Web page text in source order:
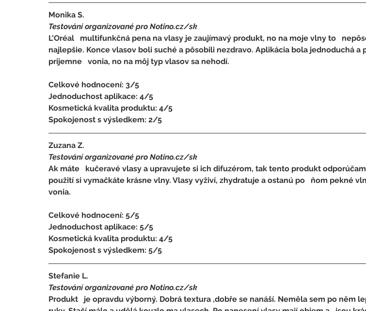
Monika S.
Testování organizované pro Notino.cz/sk
L'Oréal   multifunkčná pena na vlasy je zaujímavý produkt, no na moje vlny to
najlepšie. Konce vlasov boli suché a pôsobili nezdravo. Aplikácia bola jednoduchá a
prijemne   vonia, no na môj typ vlasov sa nehodí.
Celkové hodnocení: 3/5
Jednoduchost aplikace: 4/5
Kosmetická kvalita produktu: 4/5
Spokojenost s výsledkem: 2/5
Zuzana Z.
Testování organizované pro Notino.cz/sk
Ak máte   kučeravé vlasy a upravujete si ich difuzérom, tak tento produkt
použití si vymačkáte krásne vlny. Vlasy vyživí, zhydratuje a ostanú po   ňom pekné
vonia.
Celkové hodnocení: 5/5
Jednoduchost aplikace: 5/5
Kosmetická kvalita produktu: 4/5
Spokojenost s výsledkem: 5/5
Stefanie L.
Testování organizované pro Notino.cz/sk
Produkt   je opravdu výborný. Dobrá textura ,dobře se nanáší. Neměla sem po něm